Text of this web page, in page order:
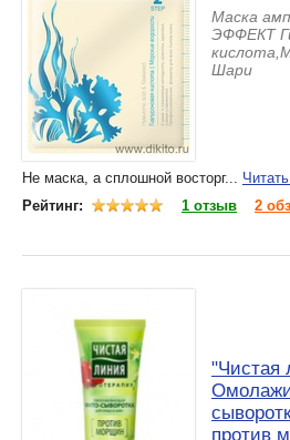
Маска
ЭФФЕКТ
Шари
Не маска, а сплошной восторг...
Рейтинг:
1 отзыв 2
"Чистая
против